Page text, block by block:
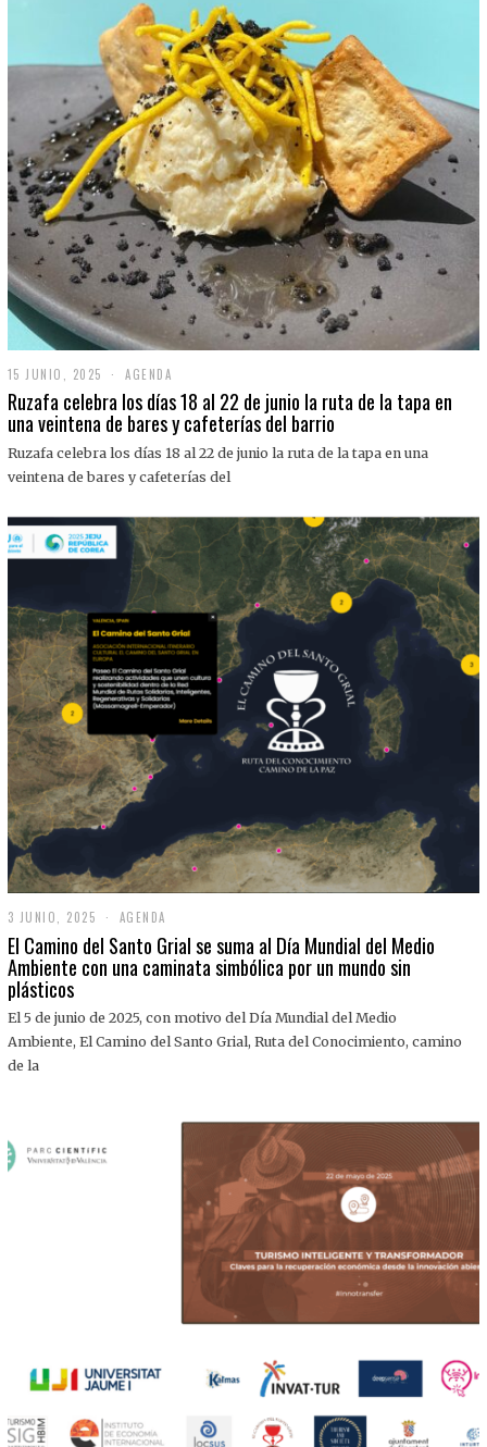
15 JUNIO, 2025
J
U
I
O
0
2
5
AGENDA
Ruzafa celebra los días 18 al 22 de junio la ruta de la tapa en
una veintena de bares y cafeterías del barrio
Ruzafa celebra los días 18 al 22 de junio la ruta de la tapa en una
veintena de bares y cafeterías del
3 JUNIO, 2025
J
U
N
,
0
AGENDA
El Camino del Santo Grial se suma al Día Mundial del Medio
Ambiente con una caminata simbólica por un mundo sin
plásticos
El 5 de junio de 2025, con motivo del Día Mundial del Medio
Ambiente, El Camino del Santo Grial, Ruta del Conocimiento, camino
de la